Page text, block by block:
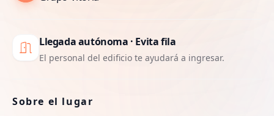
Llegada autónoma · Evita fila
El personal del edificio te ayudará a ingresar.
Sobre el lugar